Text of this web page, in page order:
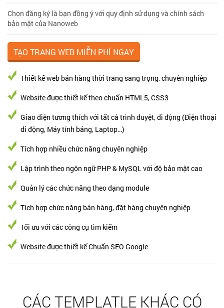
Chọn đăng ký là bạn đồng ý với quy định sử dụng và chính sách
bảo mật của Nanoweb
Thiết kế web bán hàng thời trang sang trọng, chuyên nghiệp
Website được thiết kế theo chuẩn HTML5, CSS3
Giao diện tương thích với tất cả trình duyệt, di động (Điện thoại
di động, Máy tính bảng, Laptop…)
Tích hợp nhiều chức năng chuyên nghiệp
Lập trình theo ngôn ngữ PHP & MySQL với độ bảo mật cao
Quản lý các chức năng theo dạng module
Tích hợp chức năng bán hàng, đặt hàng chuyên nghiệp
Tối ưu với các công cụ tìm kiếm
Website được thiết kế Chuẩn SEO Google
CÁC TEMPLATLE KHÁC CÓ